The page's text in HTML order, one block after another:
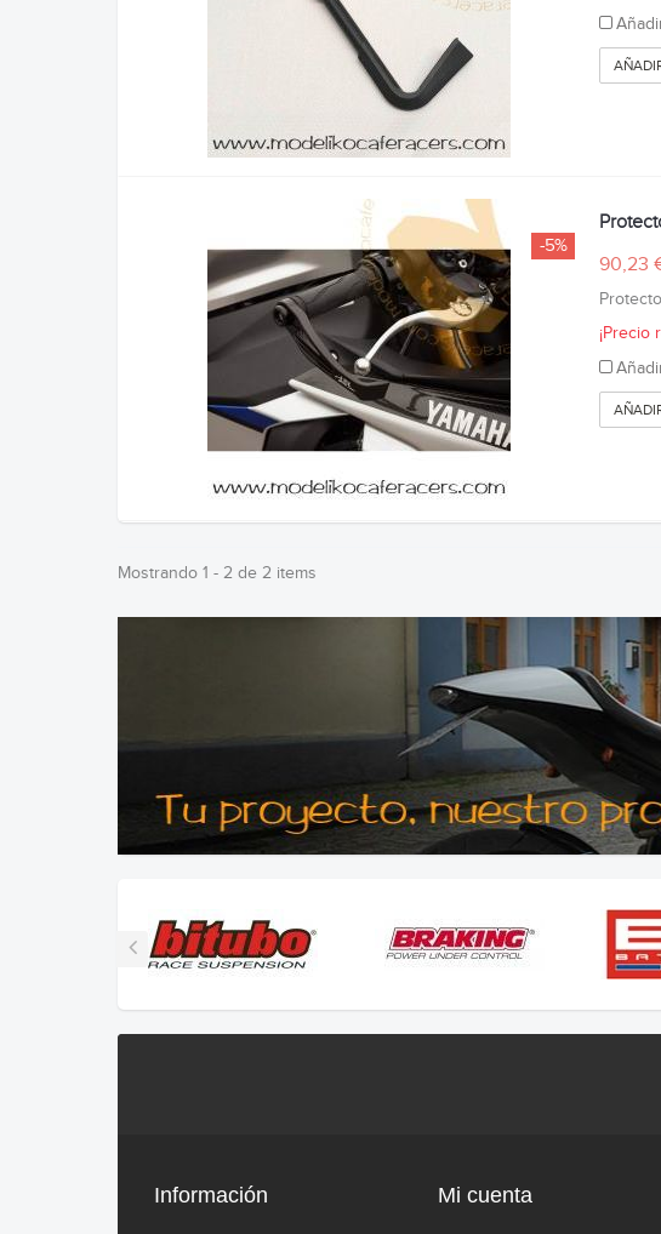
-5%
90,23
¡Precio
Mostrando 1 - 2 de 2 items
Información Mi cuenta